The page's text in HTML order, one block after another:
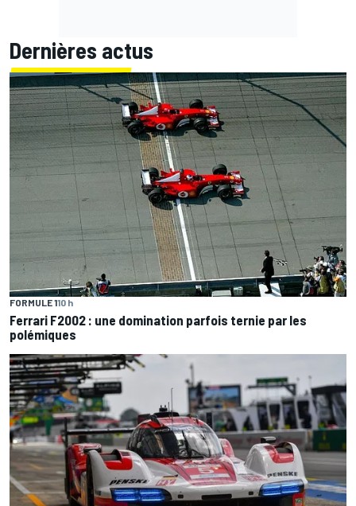
Dernières actus
FORMULE 110 h
Ferrari F2002 : une domination parfois ternie par les
polémiques